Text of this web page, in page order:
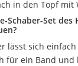
in den Topf mit
Schaber-Set
lässt sich
für ein Band